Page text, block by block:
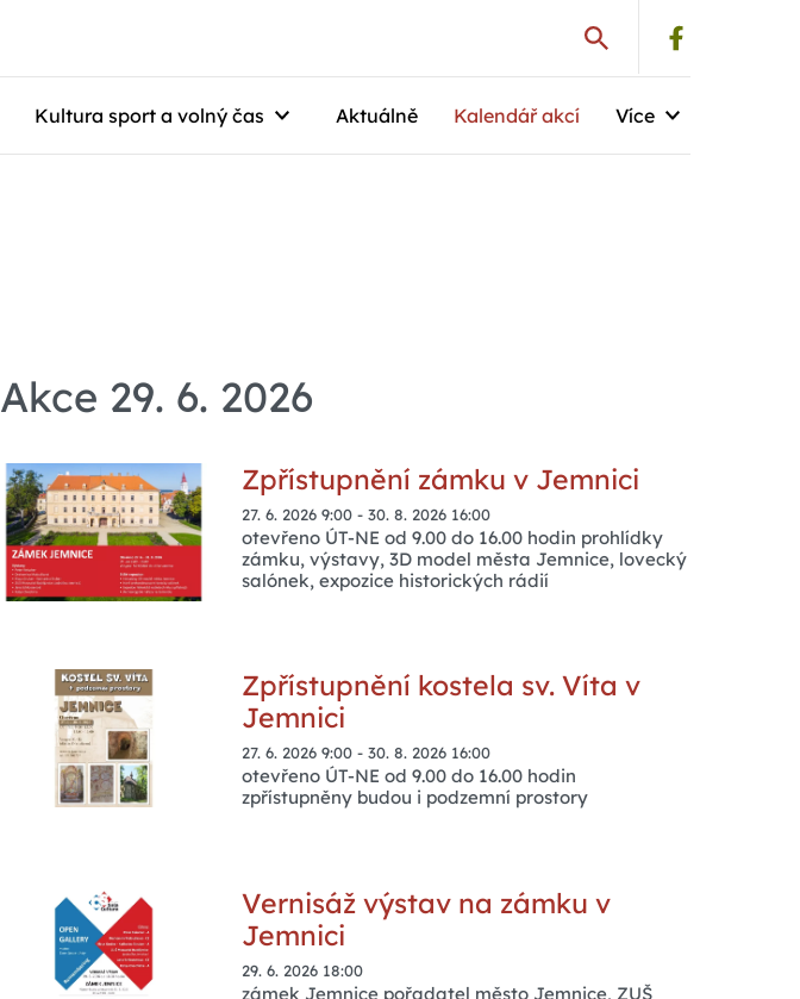
Kultura sport a volný čas Aktuálně Kalendář akcí Více
Akce 29. 6. 2026
27. 6. 2026 9:00 - 30. 8. 2026 16:00
Zpřístupnění zámku v Jemnici
otevřeno ÚT-NE od 9.00 do 16.00 hodin prohlídky
zámku, výstavy, 3D model města Jemnice, lovecký
salónek, expozice historických rádií
27. 6. 2026 9:00 - 30. 8. 2026 16:00
Zpřístupnění kostela sv. Víta v
Jemnici
otevřeno ÚT-NE od 9.00 do 16.00 hodin
zpřístupněny budou i podzemní prostory
29. 6. 2026 18:00
Vernisáž výstav na zámku v
Jemnici
zámek Jemnice pořadatel město Jemnice, ZUŠ